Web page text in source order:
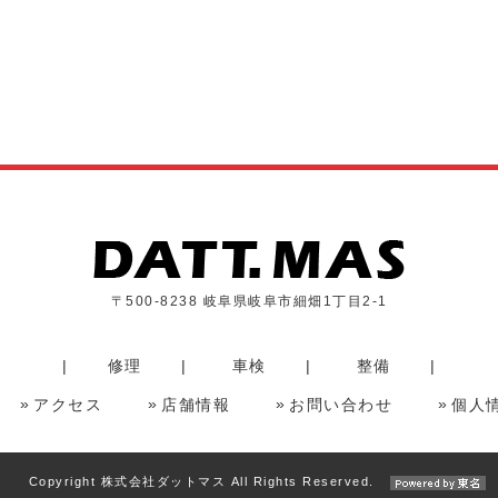
〒500-8238 岐阜県岐阜市細畑1丁目2-1
修理 車検 整備
アクセス 店舗情報 お問い合わせ 個人
Copyright 株式会社ダットマス All Rights Reserved.